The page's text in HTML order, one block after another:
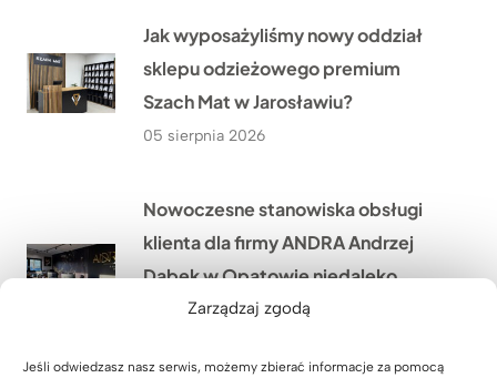
Zarządzaj zgodą
Jeśli odwiedzasz nasz serwis, możemy zbierać informacje za pomocą
Jak wyposażyliśmy nowy oddział
sklepu odzieżowego premium
Szach Mat w Jarosławiu?
05 sierpnia 2026
Nowoczesne stanowiska obsługi
klienta dla firmy ANDRA Andrzej
Dąbek w Opatowie niedaleko
Wrocławia